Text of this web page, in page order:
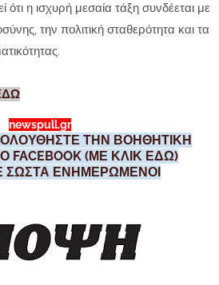
ότι η ισχυρή μεσαία τάξη συνδέεται με
την πολιτική σταθερότητα και τα
newspull.gr
ΤΗΝ ΒΟΗΘΗΤΙΚΗ
FACEBOOK (ΜΕ ΚΛΙΚ ΕΔΩ)
ΣΩΣΤΑ ΕΝΗΜΕΡΩΜΕΝΟΙ